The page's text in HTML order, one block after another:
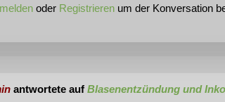
oder Registrieren um der Konversation
antwortete auf Blasenentzündung und